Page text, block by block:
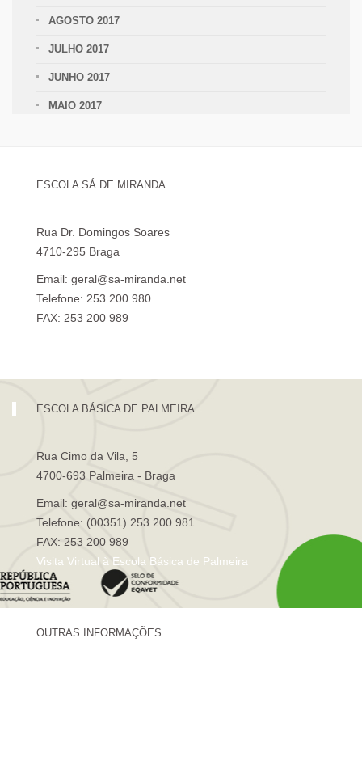
AGOSTO 2017
JULHO 2017
JUNHO 2017
MAIO 2017
ESCOLA SÁ DE MIRANDA
Rua Dr. Domingos Soares
4710-295 Braga
Email: geral@sa-miranda.net
Telefone: 253 200 980
FAX: 253 200 989
ESCOLA BÁSICA DE PALMEIRA
Rua Cimo da Vila, 5
4700-693 Palmeira - Braga
Email: geral@sa-miranda.net
Telefone: (00351) 253 200 981
FAX: 253 200 989
Visita Virtual à Escola Básica de Palmeira
OUTRAS INFORMAÇÕES